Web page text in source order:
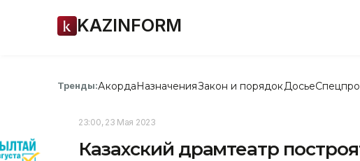
KAZINFORM
Тренды:АкордаНазначенияЗакон и порядок Досье
23:00, 23 Мая 2023
Казахский драмтеатр